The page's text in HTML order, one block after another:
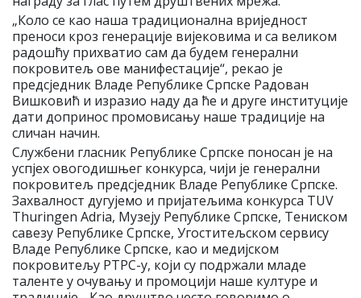
„Коло се као наша традиционална вриједност
преноси кроз генерације вијековима и са великом
радошћу прихватио сам да будем генерални
покровитељ ове манифестације“, рекао је
предсједник Владе Републике Српске Радован
Вишковић и изразио наду да ће и друге институције
дати допринос промовисању наше традиције на
сличан начин.
Службени гласник Републике Српске поносан је на
успјех овогодишњег конкурса, чији је генерални
покровитељ предсједник Владе Републике Српске.
Захвалност дугујемо и пријатељима конкурса TUV
Thuringen Adria, Музеју Републике Српске, Тениском
савезу Републике Српске, Угоститељском сервису
Владе Републике Српске, као и медијском
покровитељу РТРС-у, који су подржали младе
таленте у очувању и промоцији наше културе и